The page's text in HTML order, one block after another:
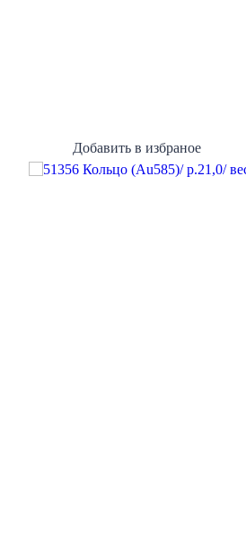
Добавить в избраное